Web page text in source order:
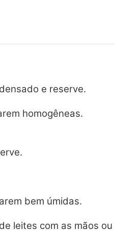
e reserve.
homogêneas.
bem úmidas.
leites com as mãos ou